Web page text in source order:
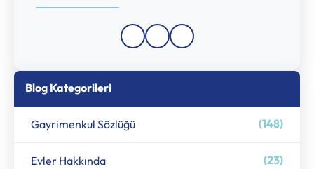
Blog Kategorileri
Gayrimenkul Sözlüğü (148)
Evler Hakkında (23)